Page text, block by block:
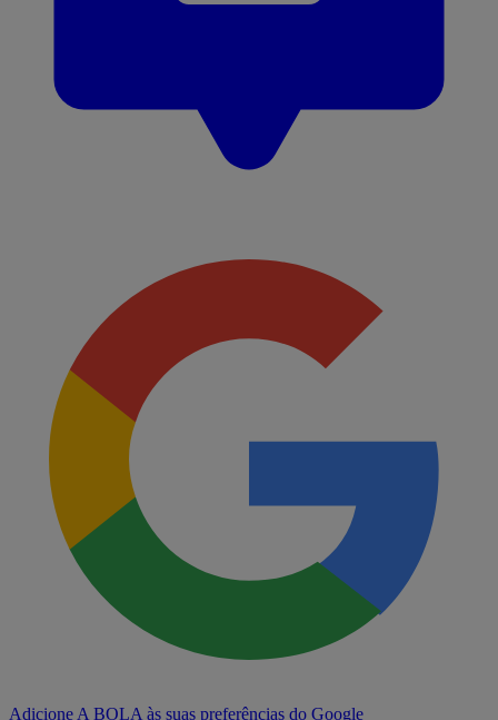
Adicione A BOLA às suas preferências do Google